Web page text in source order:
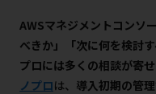
AWSマネジメントコンソ
べきか」「次に何を検討
プロには多くの相談が寄
ノプロは、 導入初期の管